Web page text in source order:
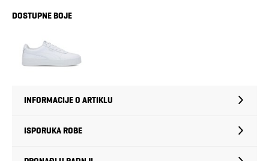
DOSTUPNE BOJE
INFORMACIJE O ARTIKLU
ISPORUKA ROBE